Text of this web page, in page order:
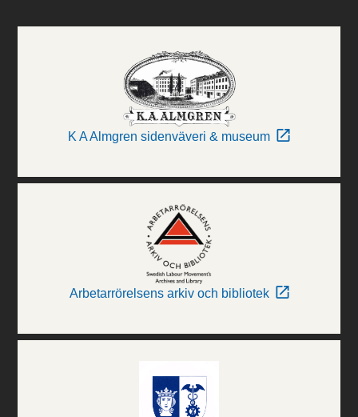
K A Almgren sidenväveri & museum
Arbetarrörelsens arkiv och bibliotek